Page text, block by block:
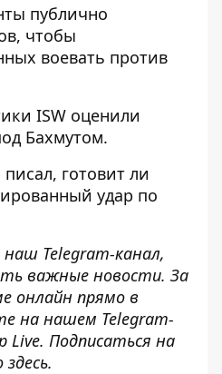
публично
чтобы
воевать против
ISW оценили
Бахмутом.
писал, готовит ли
удар по
наш Telegram-канал,
важные новости. За
онлайн прямо в
на нашем Telegram-
Live. Подписаться на
здесь.